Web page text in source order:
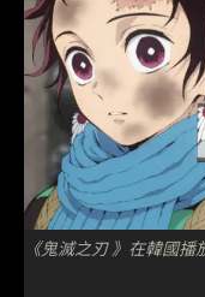
《鬼滅之刃 》在韓國